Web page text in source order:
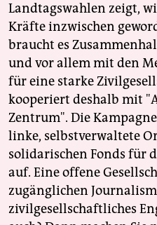
Landtagswahlen zeigt,
Kräfte inzwischen
braucht es
und vor allem mit den
für eine starke
kooperiert deshalb mit
Zentrum". Die
linke, selbstverwaltete
solidarischen Fonds für
auf. Eine offene
zugänglichen
zivilgesellschaftliches